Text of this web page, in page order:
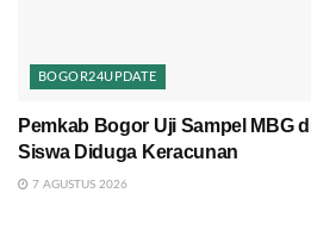
BOGOR24UPDATE
Pemkab Bogor Uji Sampel MBG
Siswa Diduga Keracunan
7 AGUSTUS 2026